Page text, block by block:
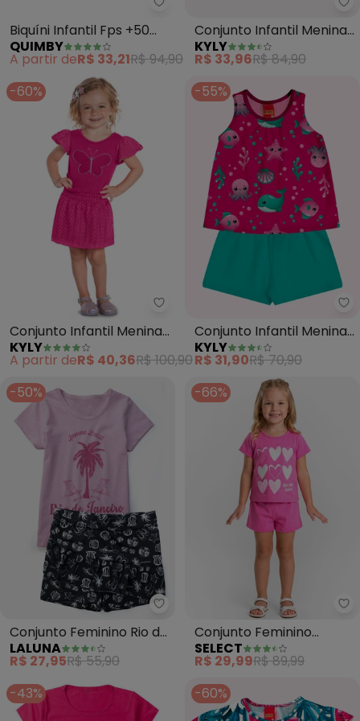
Quimby - Biquíni Infantil Fps
Biquíni Infantil Fps +50
(Rosa)
QUIMBY
A partir deR$ 33,21R$ 94,90
Conjunto Infantil Menina
Lettering (Rosa)
KYLY
R$ 33,96R$ 84,90
-60%
Kyly - Conjunto Infantil Menina
Conjunto Infantil Menina
Bordado (Rosa)
KYLY
A partir deR$ 40,36R$ 100,90
-55%
Conjunto Infantil Menina
Estampa (Rosa)
KYLY
R$ 31,90R$ 70,90
-50%
Laluna - Conjunto Feminino Rio
Conjunto Feminino Rio de
Janeiro (Rosa)
LALUNA
R$ 27,95R$ 55,90
-66%
Conjunto Feminino
Infantil Seletc (Rosa)
SELECT
R$ 29,99R$ 89,99
-43%
-60%